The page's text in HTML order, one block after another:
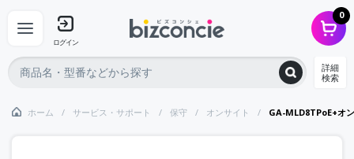
ログイン
0
詳細
検索
ホーム サービス・サポート 保守 オンサイト GA-MLD8TPoE+オ